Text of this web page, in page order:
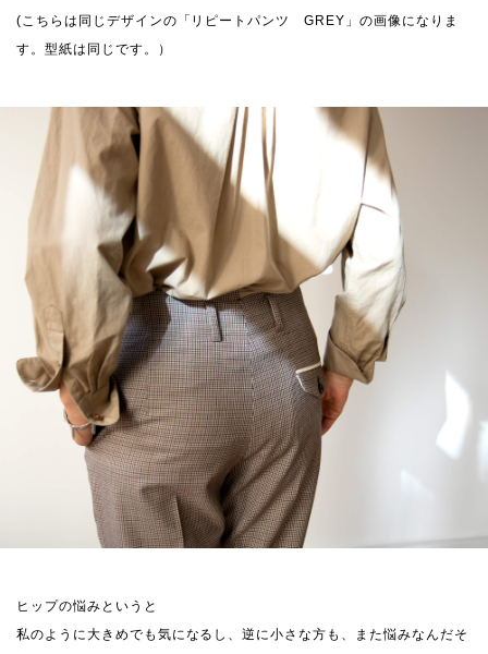
(こちらは同じデザインの「リピートパンツ GREY」の画像になりま
す。型紙は同じです。）
ヒップの悩みというと
私のように大きめでも気になるし、逆に小さな方も、また悩みなんだそ